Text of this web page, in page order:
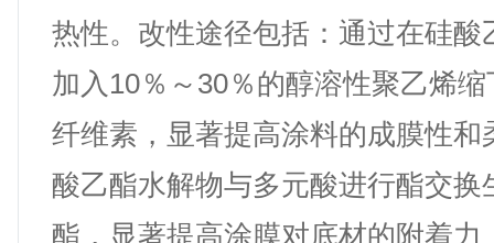
热性。改性途径包括：通过在硅酸
加入10％～30％的醇溶性聚乙烯
纤维素，显著提高涂料的成膜性和
酸乙酯水解物与多元酸进行酯交换
酯，显著提高涂膜对底材的附着力